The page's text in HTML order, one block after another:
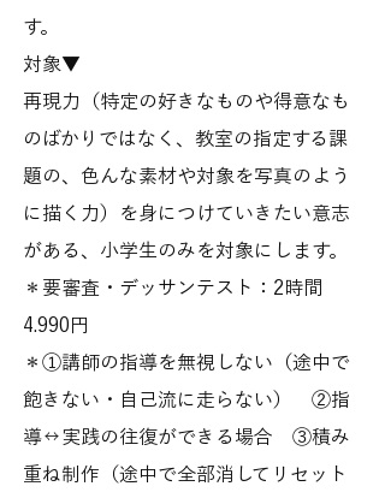
す。
対象▼
再現力（特定の好きなものや得意なも
のばかりではなく、教室の指定する課
題の、色んな素材や対象を写真のよう
に描く力）を身につけていきたい意志
がある、小学生のみを対象にします。
＊要審査・デッサンテスト：2時間
4.990円
＊①講師の指導を無視しない（途中で
飽きない・自己流に走らない） ②指
導↔︎実践の往復ができる場合 ③積み
重ね制作（途中で全部消してリセット